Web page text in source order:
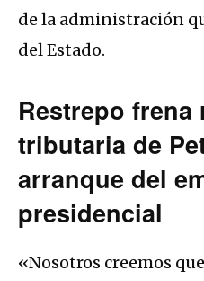
de la administración
del Estado.
Restrepo frena
tributaria de
arranque del
presidencial
«Nosotros creemos